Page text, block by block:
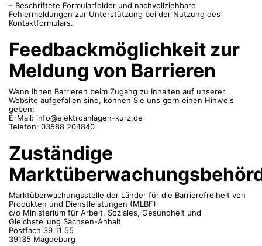
– Beschriftete Formularfelder und nachvollziehbare
Fehlermeldungen zur Unterstützung bei der Nutzung des
Kontaktformulars.
Feedbackmöglichkeit zur
Meldung von Barrieren
Wenn Ihnen Barrieren beim Zugang zu Inhalten auf unserer
Website aufgefallen sind, können Sie uns gern einen Hinweis
geben:
E-Mail: info@elektroanlagen-kurz.de
Telefon: 03588 204840
Zuständige
Marktüberwachungsstelle der Länder für die Barrierefreiheit von
Produkten und Dienstleistungen (MLBF)
c/o Ministerium für Arbeit, Soziales, Gesundheit und
Gleichstellung Sachsen-Anhalt
Postfach 39 11 55
39135 Magdeburg